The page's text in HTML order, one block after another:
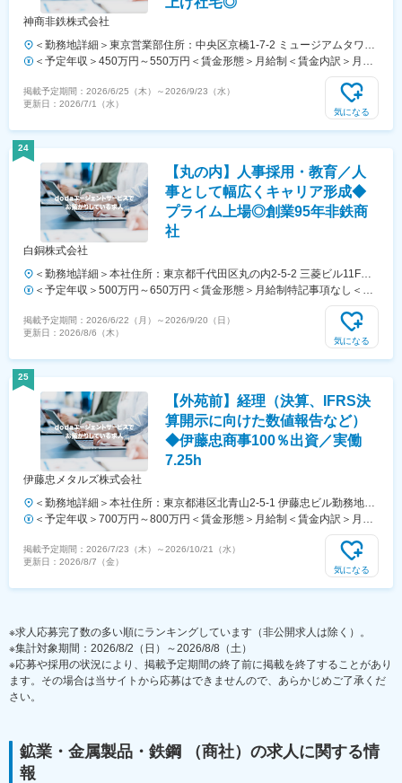
神商非鉄株式会社
＜勤務地詳細＞東京営業部住所：中央区京橋1-7-2 ミュージアムタワー
京橋10階勤務地最寄駅：JR線／東京駅受動喫煙対策：屋内喫煙可能場
＜予定年収＞450万円～550万円＜賃金形態＞月給制＜賃金内訳＞月額
（基本給）：321,400円～392,900円＜月給＞321,400円～392,900円＜
昇給有無＞有＜残業手当＞有＜給与補足＞※予定年収はあくまでも目安
の金額であり、選考を通じて上下する可能性があります。賃金はあくま
掲載予定期間： 2026/6/25（木） ～2026/9/23（水）
更新日： 2026/7/1（水）
気になる
24
【丸の内】人事採用・教育／人
事として幅広くキャリア形成◆
プライム上場◎創業95年非鉄商
社
白銅株式会社
＜勤務地詳細＞本社住所：東京都千代田区丸の内2-5-2 三菱ビル11F勤
務地最寄駅：JR各線、東京メトロ丸の内線／東京駅受動喫煙対策：屋
＜予定年収＞500万円～650万円＜賃金形態＞月給制特記事項なし＜賃
金内訳＞月額（基本給）：280,000円～382,700円＜月給＞280,000円
～382,700円＜昇給有無＞有＜残業手当＞有＜給与補足＞※経験、能力
を考慮の上、規定により決定します。昇給：年1回 4月賞与： 年 2 回
手当を含めた表記です。
掲載予定期間： 2026/6/22（月） ～2026/9/20（日）
更新日： 2026/8/6（木）
気になる
25
【外苑前】経理（決算、IFRS決
算開示に向けた数値報告など）
◆伊藤忠商事100％出資／実働
7.25h
伊藤忠メタルズ株式会社
＜勤務地詳細＞本社住所：東京都港区北青山2-5-1 伊藤忠ビル勤務地最
寄駅：地下鉄銀座線／外苑前駅受動喫煙対策：屋内喫煙可能場所あり変
＜予定年収＞700万円～800万円＜賃金形態＞月給制＜賃金内訳＞月額
（基本給）：330,000円～400,000円＜月給＞330,000円～400,000円＜
昇給有無＞有＜残業手当＞有＜給与補足＞※予定年収は【残業：30H/
月】で算出※詳細は前職ご経験をもとに、会社規定に従い決定します。
掲載予定期間： 2026/7/23（木） ～2026/10/21（水）
更新日： 2026/8/7（金）
気になる
※求人応募完了数の多い順にランキングしています（非公開求人は除く）。
※集計対象期間：2026/8/2（日）～2026/8/8（土）
※応募や採用の状況により、掲載予定期間の終了前に掲載を終了することがあり
ます。その場合は当サイトから応募はできませんので、あらかじめご了承くだ
さい。
鉱業・金属製品・鉄鋼 （商社） の求人に関する情
報